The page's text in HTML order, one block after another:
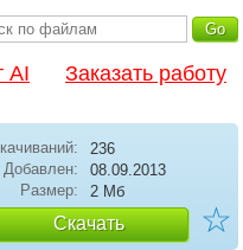
AI Заказать работу
236
Добавлен:
08.09.2013
Размер:
2 Мб
Скачать ☆